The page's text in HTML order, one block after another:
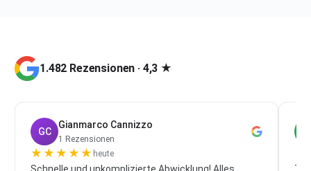
1.482 Rezensionen · 4,3 ★
GC
Gianmarco Cannizzo
1 Rezensionen
★ ★ ★ ★ ★ heute ★